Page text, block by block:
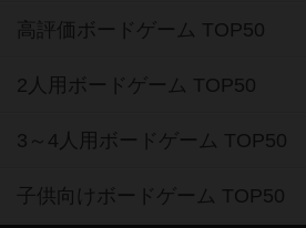
高評価ボードゲーム TOP50
2人用ボードゲーム TOP50
3～4人用ボードゲーム TOP50
子供向けボードゲーム TOP50